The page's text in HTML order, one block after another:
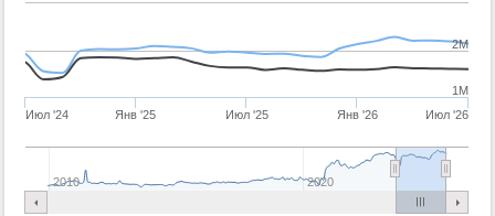
Июл '24 Янв '25 Июл '25 Янв '26 Июл '26
2010 2020
2M
1M